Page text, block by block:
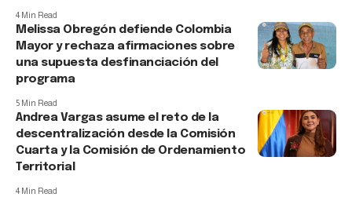
4 Min Read
Melissa Obregón defiende Colombia
Mayor y rechaza afirmaciones sobre
una supuesta desfinanciación del
programa
5 Min Read
Andrea Vargas asume el reto de la
descentralización desde la Comisión
Cuarta y la Comisión de Ordenamiento
Territorial
4 Min Read